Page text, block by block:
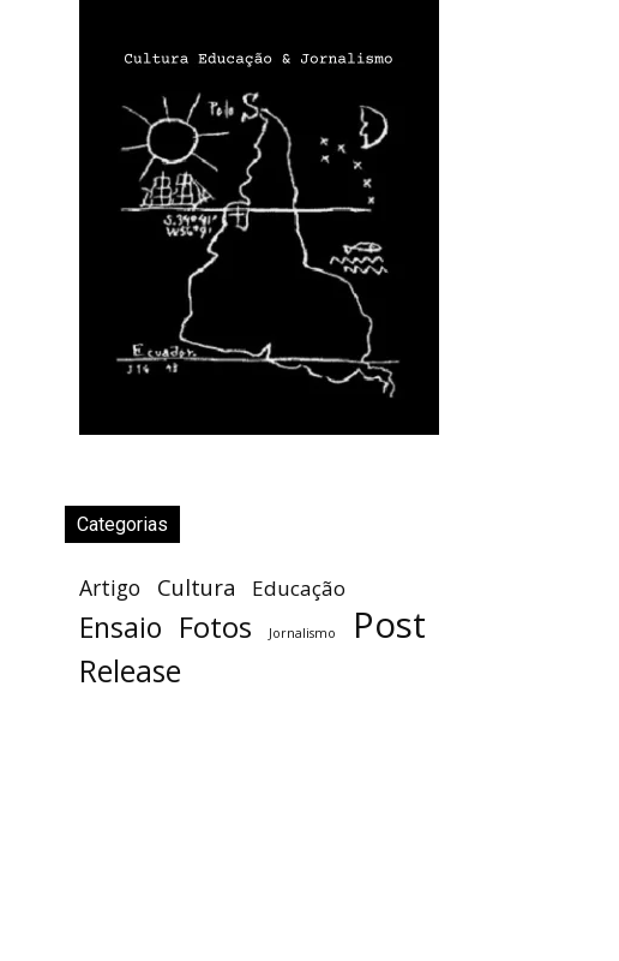
Categorias
Artigo Cultura Educação
Ensaio Fotos Jornalismo Post
Release